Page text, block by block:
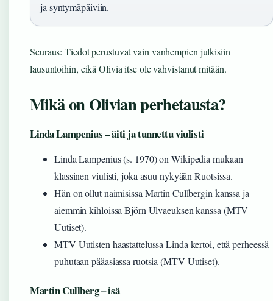
ja syntymäpäiviin.
Seuraus: Tiedot perustuvat vain vanhempien julkisiin
lausuntoihin, eikä Olivia itse ole vahvistanut mitään.
Mikä on Olivian perhetausta?
Linda Lampenius – äiti ja tunnettu viulisti
Linda Lampenius (s. 1970) on Wikipedia mukaan
klassinen viulisti, joka asuu nykyään Ruotsissa.
Hän on ollut naimisissa Martin Cullbergin kanssa ja
aiemmin kihloissa Björn Ulvaeuksen kanssa (MTV
Uutiset).
MTV Uutisten haastattelussa Linda kertoi, että perheessä
puhutaan pääasiassa ruotsia (MTV Uutiset).
Martin Cullberg – isä